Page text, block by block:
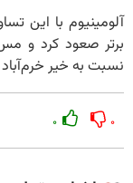
نسبت به خیر
۰ ۰